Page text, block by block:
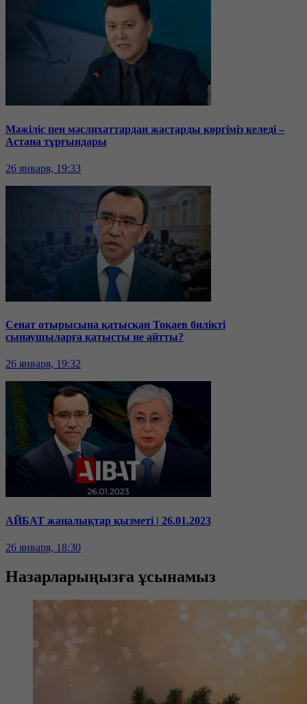
Мәжіліс пен мәслихаттардан жастарды көргіміз келеді –
Астана тұрғындары
26 января, 19:33
Сенат отырысына қатысқан Тоқаев билікті
сынаушыларға қатысты не айтты?
26 января, 19:32
АЙБАТ жаңалықтар қызметі | 26.01.2023
26 января, 18:30
Назарларыңызға ұсынамыз